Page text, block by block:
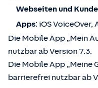
Webseiten und
Apps: iOS VoiceOver,
Die Mobile App „Mein
nutzbar ab Version 7.3.
Die Mobile App „Meine
barrierefrei nutzbar ab